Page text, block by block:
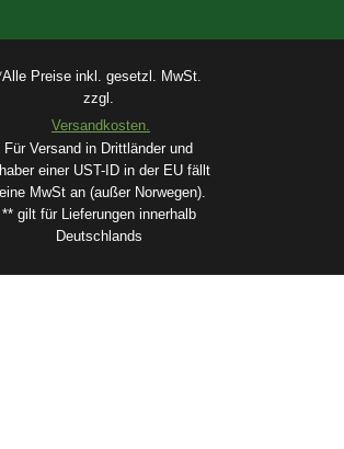
Preise inkl. gesetzl. MwSt.
zzgl.
Versandkosten.
Für Versand in Drittländer und
einer UST-ID in der EU fällt
MwSt an (außer Norwegen).
** gilt für Lieferungen innerhalb
Deutschlands